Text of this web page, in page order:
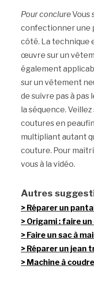
Pour conclureVous
confectionner une
côté. La technique
œuvre sur un
également
sur un vêtement
de suivre pas à
la séquence.
coutures en
multipliant autant
couture. Pour
vous à la vidéo.
Autres
Réparer un
Origami : faire
Faire un sac à
Réparer un jean
Machine à